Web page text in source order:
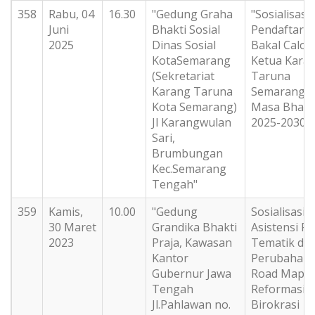
358
Rabu, 04
Juni
2025
16.30
"Gedung Graha
Bhakti Sosial
Dinas Sosial
KotaSemarang
(Sekretariat
Karang Taruna
Kota Semarang)
Jl Karangwulan
Sari,
Brumbungan
Kec.Semarang
Tengah"
"Sosialisasi
Bakal Calon
Ketua
Taruna
Semarang
Masa
2025-2030"
359
Kamis,
30 Maret
2023
10.00
"Gedung
Grandika Bhakti
Praja, Kawasan
Kantor
Gubernur Jawa
Tengah
Jl.Pahlawan no.
Sosialisasi
Asistensi RB
Tematik
Perubahan
Road Map
Reformasi
Birokrasi